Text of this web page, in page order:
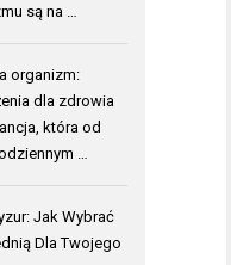
są na …
organizm:
dla zdrowia
która od
…
Jak Wybrać
Dla Twojego